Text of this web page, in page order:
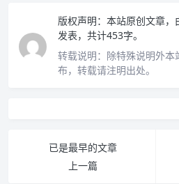
版权声明： 本站原创文章，
发表，共计453字。
转载说明： 除特殊说明外本
布，转载请注明出处。
已是最早的文章
上一篇